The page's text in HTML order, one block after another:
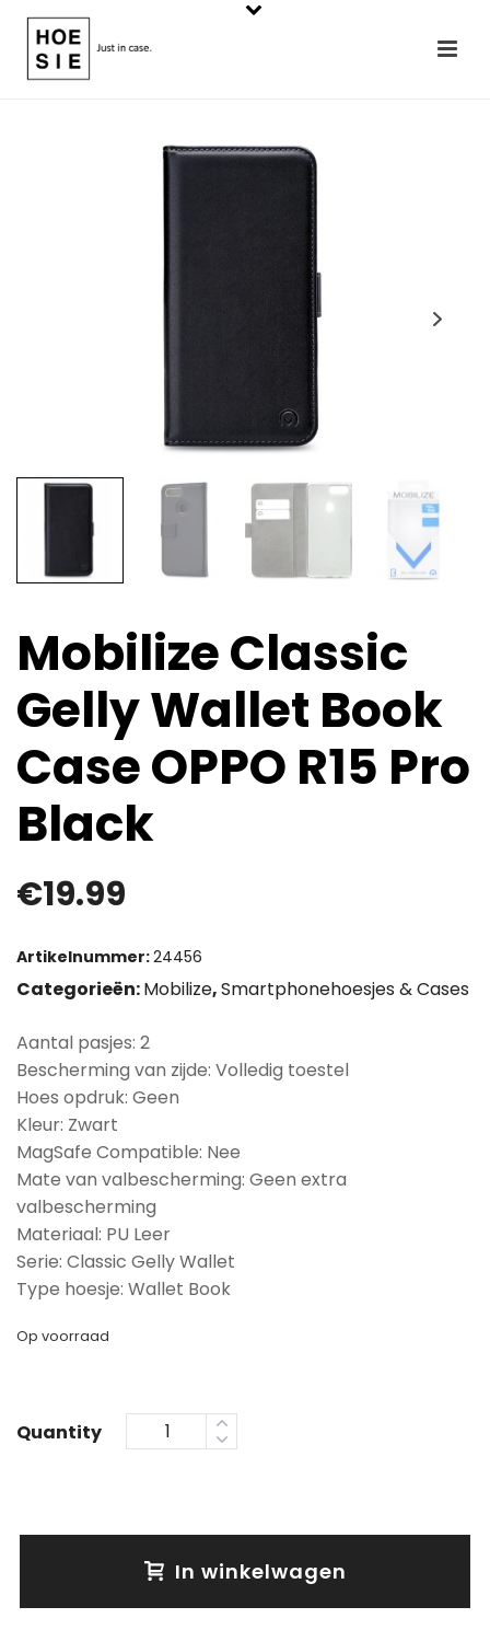
Mobilize Classic
Gelly Wallet Book
Case OPPO R15 Pro
Black
€19.99
Artikelnummer:24456
Categorieën:Mobilize,Smartphonehoesjes & Cases
Aantal pasjes: 2
Bescherming van zijde: Volledig toestel
Hoes opdruk: Geen
Kleur: Zwart
MagSafe Compatible: Nee
Mate van valbescherming: Geen extra
valbescherming
Materiaal: PU Leer
Serie: Classic Gelly Wallet
Type hoesje: Wallet Book
Op voorraad
Quantity
In winkelwagen